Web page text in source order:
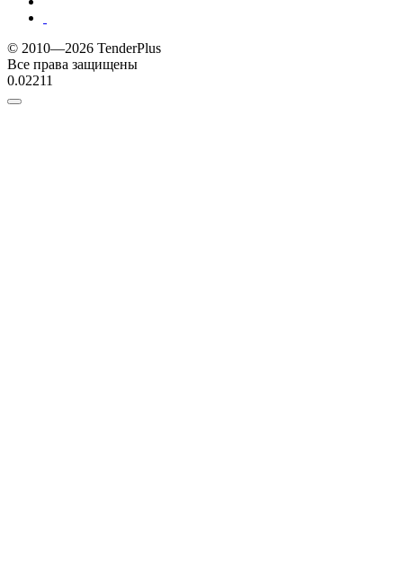
© 2010—2026 TenderPlus
Все права защищены
0.02211